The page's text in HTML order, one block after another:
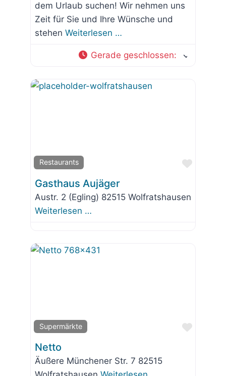
dem Urlaub suchen! Wir nehmen uns
Zeit für Sie und Ihre Wünsche und
stehen Weiterlesen …
Gerade geschlossen:
Restaurants
Favorit
Gasthaus Aujäger
Austr. 2 (Egling) 82515 Wolfratshausen
Weiterlesen …
Supermärkte
Favorit
Netto
Äußere Münchener Str. 7 82515